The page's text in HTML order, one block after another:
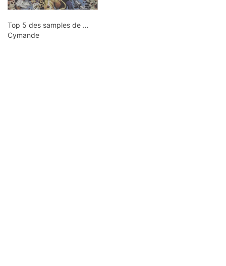
Top 5 des samples de …
Cymande